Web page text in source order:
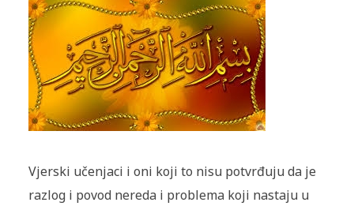
Vjerski učenjaci i oni koji to nisu potvrđuju da je
razlog i povod nereda i problema koji nastaju u